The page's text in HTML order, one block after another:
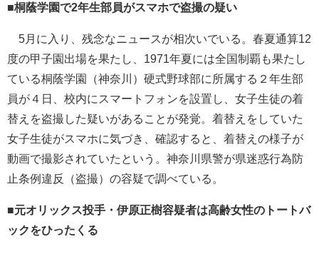
■桐蔭学園で2年生部員がスマホで盗撮の疑い
5月に入り、残念なニュースが相次いでいる。春夏通算12
度の甲子園出場を果たし、1971年夏には全国制覇も果たし
ている桐蔭学園（神奈川）硬式野球部に所属する２年生部
員が４日、校内にスマートフォンを設置し、女子生徒の着
替えを盗撮した疑いがあることが発覚。着替えをしていた
女子生徒がスマホに気づき、確認すると、着替えの様子が
動画で撮影されていたという。神奈川県警が県迷惑行為防
止条例違反（盗撮）の容疑で調べている。
■元オリックス投手・伊原正樹容疑者は高齢女性のトートバ
ックをひったくる